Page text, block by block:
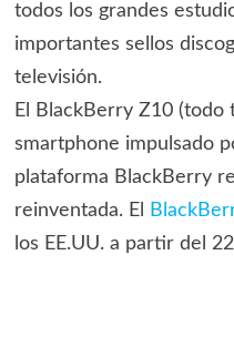
todos los grandes
importantes sellos
televisión.
El BlackBerry Z10
smartphone impulsado
plataforma BlackBerry
reinventada. El
los EE.UU. a partir del